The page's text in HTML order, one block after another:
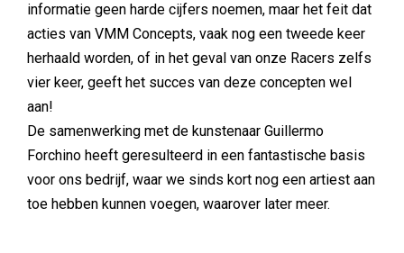
informatie geen harde cijfers noemen, maar het feit dat
acties van VMM Concepts, vaak nog een tweede keer
herhaald worden, of in het geval van onze Racers zelfs
vier keer, geeft het succes van deze concepten wel
aan!
De samenwerking met de kunstenaar Guillermo
Forchino heeft geresulteerd in een fantastische basis
voor ons bedrijf, waar we sinds kort nog een artiest aan
toe hebben kunnen voegen, waarover later meer.